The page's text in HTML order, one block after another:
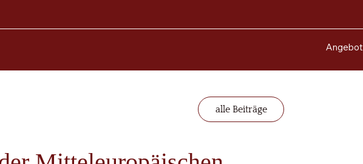
Angebot
alle Beiträge